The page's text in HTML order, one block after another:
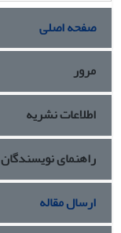
صفحه اصلی
مرور
اطلاعات نشریه
راهنمای نویسندگان
ارسال مقاله